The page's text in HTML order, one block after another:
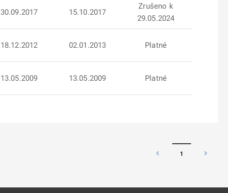
30.09.2017 15.10.2017
Zrušeno k
29.05.2024
18.12.2012 02.01.2013 Platné
13.05.2009 13.05.2009 Platné
1